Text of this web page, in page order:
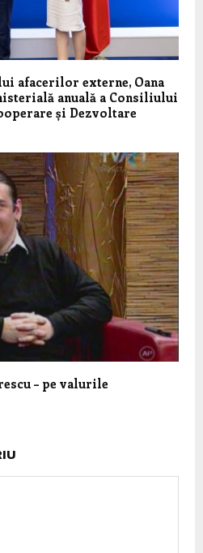
afacerilor externe, Oana
anuală a Consiliului
și Dezvoltare
– pe valurile